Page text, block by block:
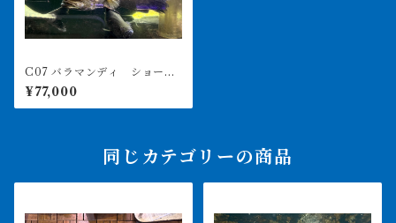
C07 バラマンディ ショート
個体 70㎝前後 タンク持参
での引き取りor納品
¥77,000
同じカテゴリーの商品